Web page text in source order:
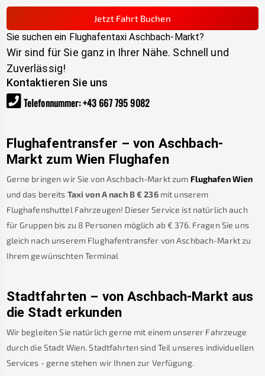
Jetzt Fahrt Buchen
Sie suchen ein Flughafentaxi Aschbach-Markt?
Wir sind für Sie ganz in Ihrer Nähe. Schnell und
Zuverlässig!
Kontaktieren Sie uns
Telefonnummer:+43 667 795 9082
Flughafentransfer – von Aschbach-
Markt zum Wien Flughafen
Gerne bringen wir Sie von Aschbach-Marktzum Flughafen Wien
und das bereits Taxi von A nach B€236 mit unserem
Flughafenshuttel Fahrzeugen! Dieser Service ist natürlich auch
für Gruppen bis zu 8 Personen möglich ab € 376. Fragen Sie uns
gleich nach unserem Flughafentransfer von Aschbach-Marktzu
Ihrem gewünschten Terminal
Stadtfahrten – von Aschbach-Markt aus
die Stadt erkunden
Wir begleiten Sie natürlich gerne mit einem unserer Fahrzeuge
durch die Stadt Wien. Stadtfahrten sind Teil unseres individuellen
Services - gerne stehen wir Ihnen zur Verfügung.